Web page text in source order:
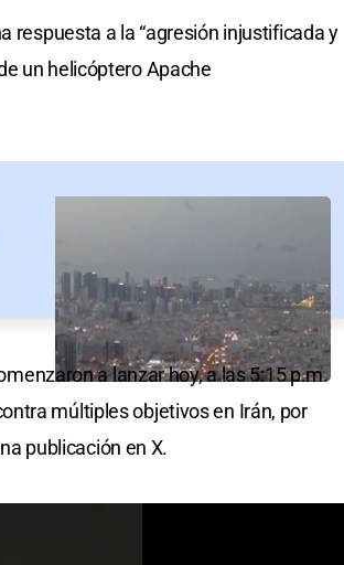
respuesta a la “agresión injustificada y
un helicóptero Apache
a lanzar hoy, a las 5:15 p.m.
múltiples objetivos en Irán, por
publicación en X.